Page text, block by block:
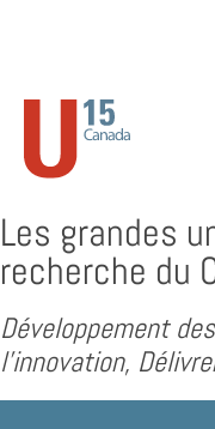
Les grandes
recherche du
Développement
l’innovation,